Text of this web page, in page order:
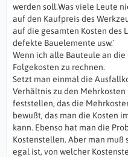
werden soll.Was viele Leute
auf den Kaufpreis des
auf die gesamten Kosten des
defekte Bauelemente usw.´
Wenn ich alle Bauteule an
Folgekosten zu rechnen.
Setzt man einmal die
Verhältnis zu den
feststellen, das die
bewußt, das man die Kosten
kann. Ebenso hat man die
Kostenstellen. Aber man muß
egal ist, von welcher